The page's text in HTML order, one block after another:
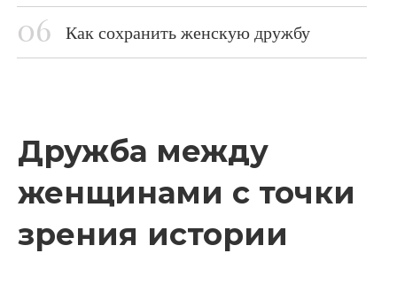
Как сохранить женскую дружбу
Дружба между
женщинами с точки
зрения истории